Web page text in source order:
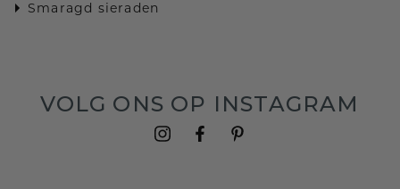
Smaragd sieraden
VOLG ONS OP INSTAGRAM